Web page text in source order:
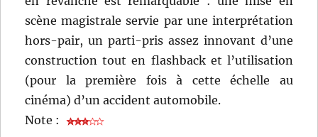
scène magistrale servie par une interprétation
hors-pair, un parti-pris assez innovant d’une
construction tout en flashback et l’utilisation
(pour la première fois à cette échelle au
cinéma) d’un accident automobile.
Note :